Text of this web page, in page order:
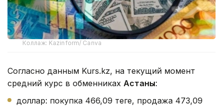
Коллаж: Kazinform/ Canva
Согласно данным Kurs.kz, на текущий момент
средний курс в обменниках Астаны:
доллар: покупка 466,09 теңге, продажа 473,09